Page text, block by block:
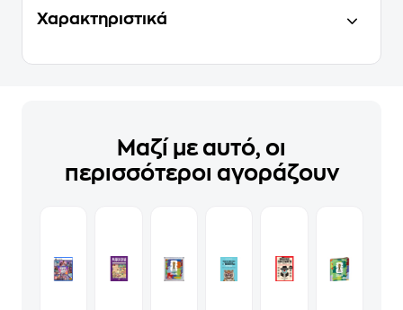
Χαρακτηριστικά
Μαζί με αυτό, οι
περισσότεροι αγοράζουν